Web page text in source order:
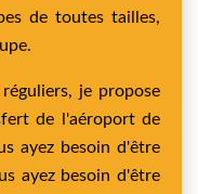
de toutes tailles,
je propose
de l'aéroport de
ayez besoin d'être
ayez besoin d'être